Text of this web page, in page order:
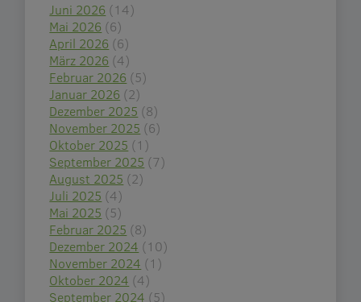
Juni 2026 (14)
Mai 2026 (6)
April 2026 (6)
März 2026 (4)
Februar 2026 (5)
Januar 2026 (2)
Dezember 2025 (8)
November 2025 (6)
Oktober 2025 (1)
September 2025 (7)
August 2025 (2)
Juli 2025 (4)
Mai 2025 (5)
Februar 2025 (8)
Dezember 2024 (10)
November 2024 (1)
Oktober 2024 (4)
September 2024 (5)